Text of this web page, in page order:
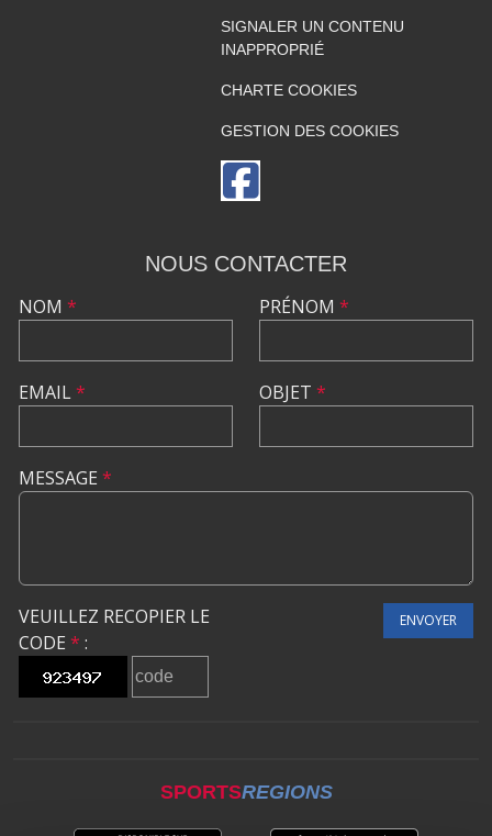
SIGNALER UN CONTENU
INAPPROPRIÉ
CHARTE COOKIES
GESTION DES COOKIES
NOUS CONTACTER
NOM *
EMAIL*
PRÉNOM *
OBJET *
MESSAGE *
VEUILLEZ RECOPIER LE
CODE * :
ENVOYER
SPORTSREGIONS